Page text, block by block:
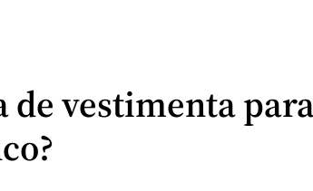
vestimenta